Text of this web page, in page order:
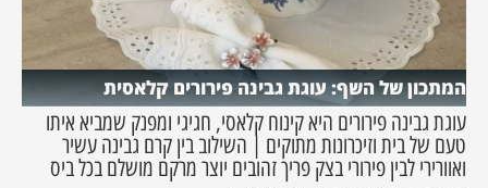
המתכון של השף: עוגת גבינה פירורים קלאסית
עוגת גבינה פירורים היא קינוח קלאסי, חגיגי ומפנק שמביא איתו
טעם של בית וזיכרונות מתוקים | השילוב בין קרם גבינה עשיר
ואוורירי לבין פירורי בצק פריך זהובים יוצר מרקם מושלם בכל ביס